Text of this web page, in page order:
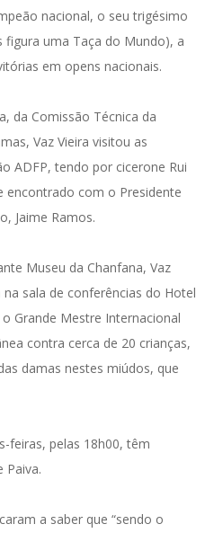
nacional, o seu trigésimo
uma Taça do Mundo), a
em opens nacionais.
da Comissão Técnica da
Vaz Vieira visitou as
ADFP, tendo por cicerone Rui
encontrado com o Presidente
Jaime Ramos.
Museu da Chanfana, Vaz
sala de conferências do Hotel
Grande Mestre Internacional
contra cerca de 20 crianças,
damas nestes miúdos, que
feiras, pelas 18h00, têm
Paiva.
a saber que “sendo o